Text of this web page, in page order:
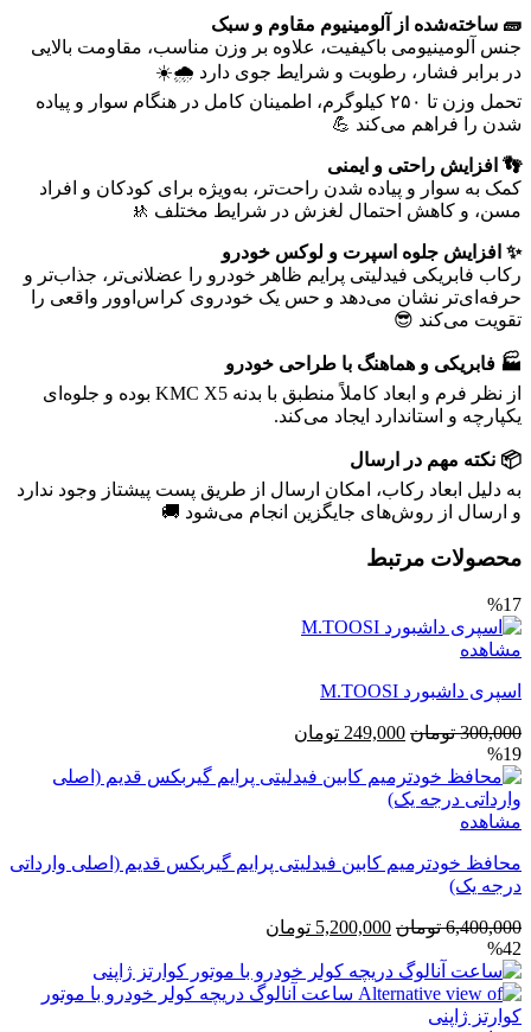
🧱 ساخته‌شده از آلومینیوم مقاوم و سبک
جنس آلومینیومی باکیفیت، علاوه بر وزن مناسب، مقاومت بالایی
در برابر فشار، رطوبت و شرایط جوی دارد 🌧️☀️
تحمل وزن تا ۲۵۰ کیلوگرم، اطمینان کامل در هنگام سوار و پیاده
شدن را فراهم می‌کند 💪
👣 افزایش راحتی و ایمنی
کمک به سوار و پیاده شدن راحت‌تر، به‌ویژه برای کودکان و افراد
مسن، و کاهش احتمال لغزش در شرایط مختلف 🚸
✨ افزایش جلوه اسپرت و لوکس خودرو
رکاب فابریکی فیدلیتی پرایم ظاهر خودرو را عضلانی‌تر، جذاب‌تر و
حرفه‌ای‌تر نشان می‌دهد و حس یک خودروی کراس‌اوور واقعی را
تقویت می‌کند 😎
🏭 فابریکی و هماهنگ با طراحی خودرو
از نظر فرم و ابعاد کاملاً منطبق با بدنه KMC X5 بوده و جلوه‌ای
یکپارچه و استاندارد ایجاد می‌کند.
📦 نکته مهم در ارسال
به دلیل ابعاد رکاب، امکان ارسال از طریق پست پیشتاز وجود ندارد
و ارسال از روش‌های جایگزین انجام می‌شود 🚚
محصولات مرتبط
%17
مشاهده
اسپری داشبورد M.TOOSI
300,000 تومان قیمت
300,000 تومان
بود.
249,000 تومان
249,000 تومان
%19
مشاهده
محافظ خودترمیم کابین فیدلیتی پرایم گیربکس قدیم (اصلی وارداتی
درجه یک)
6,400,000 تومان قیمت
6,400,000 تومان
بود.
5,200,000 تومان
5,200,000 تومان
است.
%42